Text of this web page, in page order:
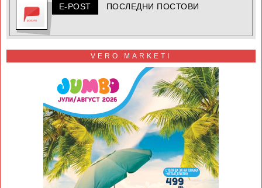
E-POST ПОСЛЕДНИ ПОСТОВИ
VERO MARKETI